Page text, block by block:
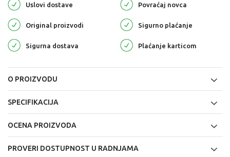
Uslovi dostave Povraćaj novca
Original proizvodi Sigurno plaćanje
Sigurna dostava Plaćanje karticom
O PROIZVODU
SPECIFIKACIJA
OCENA PROIZVODA
PROVERI DOSTUPNOST U RADNJAMA